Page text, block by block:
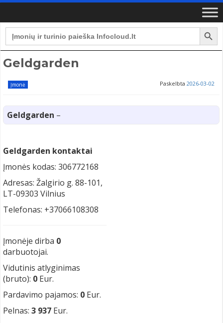
Search
for:
Search Button
Geldgarden
Įmonė Paskelbta 2026-03-02
Geldgarden –
Geldgarden kontaktai
Įmonės kodas: 306772168
Adresas: Žalgirio g. 88-101,
LT-09303 Vilnius
Telefonas: +37066108308
Įmonėje dirba 0
darbuotojai.
Vidutinis atlyginimas
(bruto): 0 Eur.
Pardavimo pajamos: 0 Eur.
Pelnas: 3 937 Eur.